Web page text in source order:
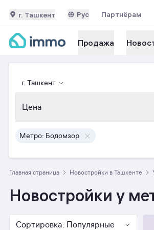
г. Ташкент Рус Партнёрам
Продажа
г. Ташкент
Цена
Метро: Бодомзор
Главная страница Новостройки в Ташкенте
Новостройки у
Сортировка: Популярные